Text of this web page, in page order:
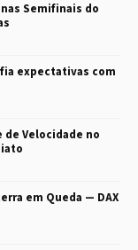
Semifinais do
expectativas com
de Velocidade no
em Queda — DAX